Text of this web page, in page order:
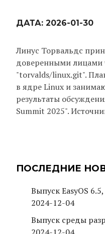
ДАТА: 2026-01-30
Линус Торвальдс
доверенными лицами
"torvalds/linux.git".
в ядре Linux и
результаты
Summit 2025".
ПОСЛЕДНИЕ
Выпуск EasyOS
2024-12-04
Выпуск среды